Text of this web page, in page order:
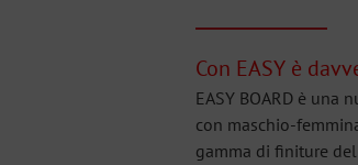
Con EASY è
EASY BOARD è una
con maschio-
gamma di finiture